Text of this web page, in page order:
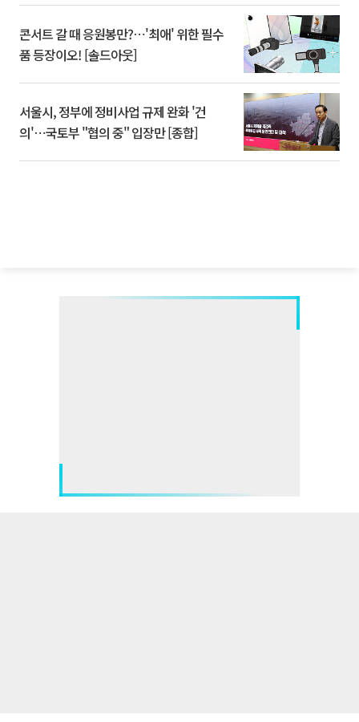
콘서트 갈 때 응원봉만?⋯'최애' 위한 필수
품 등장이오! [솔드아웃]
서울시, 정부에 정비사업 규제 완화 '건
의'⋯국토부 "협의 중" 입장만 [종합]